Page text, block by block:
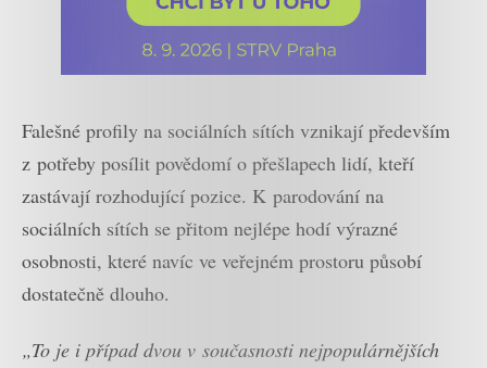
Falešné profily na sociálních sítích vznikají především
z potřeby posílit povědomí o přešlapech lidí, kteří
zastávají rozhodující pozice. K parodování na
sociálních sítích se přitom nejlépe hodí výrazné
osobnosti, které navíc ve veřejném prostoru působí
dostatečně dlouho.
„To je i případ dvou v současnosti nejpopulárnějších